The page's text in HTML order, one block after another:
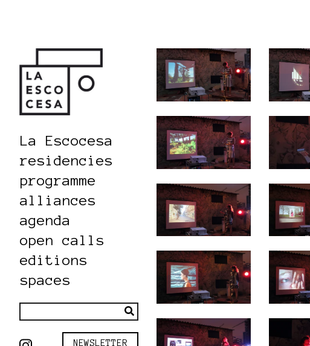
La Escocesa
residencies
programme
alliances
agenda
open calls
editions
spaces
NEWSLETTER